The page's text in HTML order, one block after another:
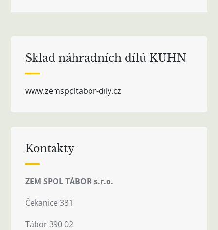
Sklad náhradních dílů KUHN
www.zemspoltabor-dily.cz
Kontakty
ZEM SPOL TÁBOR s.r.o.
Čekanice 331
Tábor 390 02